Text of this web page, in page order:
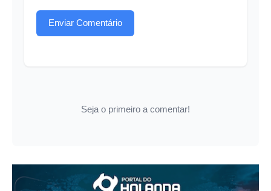
Enviar Comentário
Seja o primeiro a comentar!